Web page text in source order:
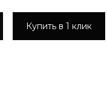
Купить в 1 клик